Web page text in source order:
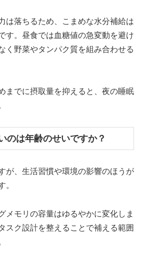
は落ちるため、こまめな水分補給は
す。昼食では血糖値の急変動を避け
く野菜やタンパク質を組み合わせる
までに摂取量を抑えると、夜の睡眠
のは年齢のせいですか？
が、生活習慣や環境の影響のほうが
。
メモリの容量はゆるやかに変化しま
スク設計を整えることで補える範囲